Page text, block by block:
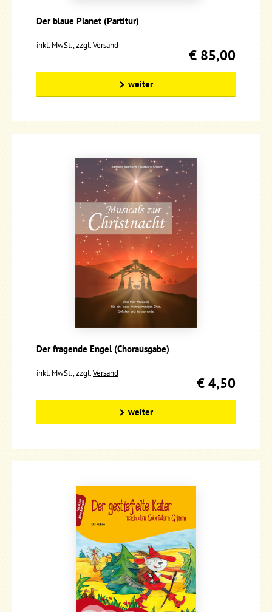
Der blaue Planet (Partitur)
inkl. MwSt., zzgl.Versand
€ 85,00
weiter
Der fragende Engel (Chorausgabe)
inkl. MwSt., zzgl.Versand
€ 4,50
weiter